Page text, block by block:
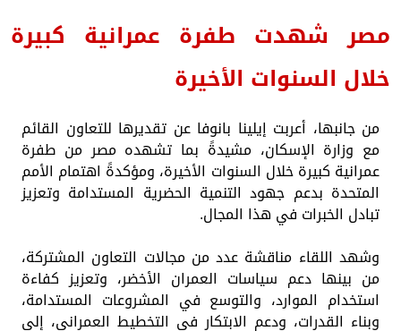
مصر شهدت طفرة عمرانية كبيرة
خلال السنوات الأخيرة
من جانبها، أعربت إيلينا بانوفا عن تقديرها للتعاون القائم
مع وزارة الإسكان، مشيدةً بما تشهده مصر من طفرة
عمرانية كبيرة خلال السنوات الأخيرة، ومؤكدةً اهتمام الأمم
المتحدة بدعم جهود التنمية الحضرية المستدامة وتعزيز
تبادل الخبرات في هذا المجال.
وشهد اللقاء مناقشة عدد من مجالات التعاون المشتركة،
من بينها دعم سياسات العمران الأخضر، وتعزيز كفاءة
استخدام الموارد، والتوسع في المشروعات المستدامة،
وبناء القدرات، ودعم الابتكار في التخطيط العمراني، إلى